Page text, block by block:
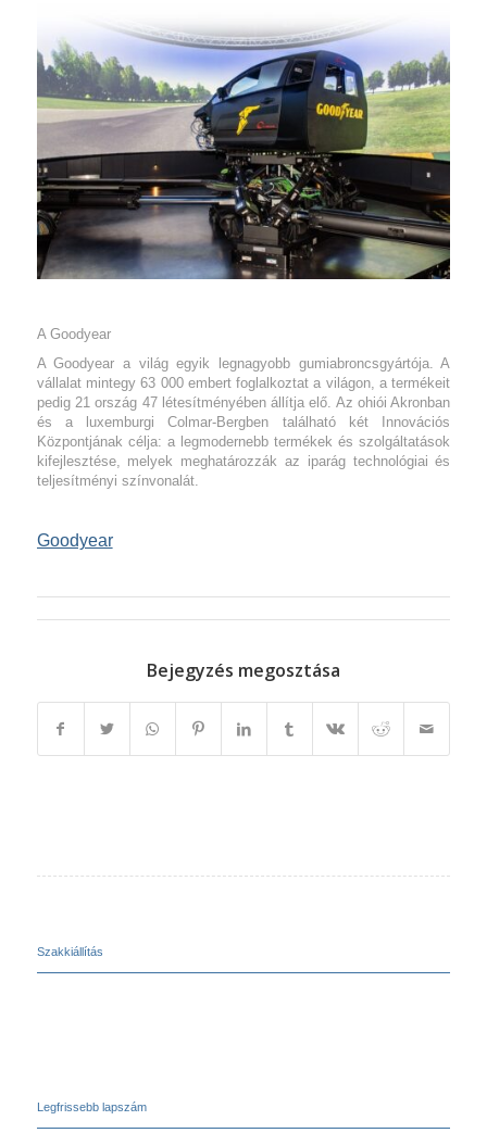
A Goodyear
A Goodyear a világ egyik legnagyobb gumiabroncsgyártója. A
vállalat mintegy 63 000 embert foglalkoztat a világon, a termékeit
pedig 21 ország 47 létesítményében állítja elő. Az ohiói Akronban
és a luxemburgi Colmar-Bergben található két Innovációs
Központjának célja: a legmodernebb termékek és szolgáltatások
kifejlesztése, melyek meghatározzák az iparág technológiai és
teljesítményi színvonalát.
Goodyear
Bejegyzés megosztása
Szakkiállítás
Legfrissebb lapszám